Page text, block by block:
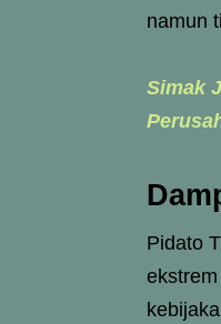
namun
Simak
Pidato